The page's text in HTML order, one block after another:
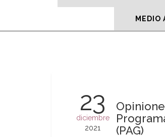
MEDIO
23
diciembre
2021
(PAG)